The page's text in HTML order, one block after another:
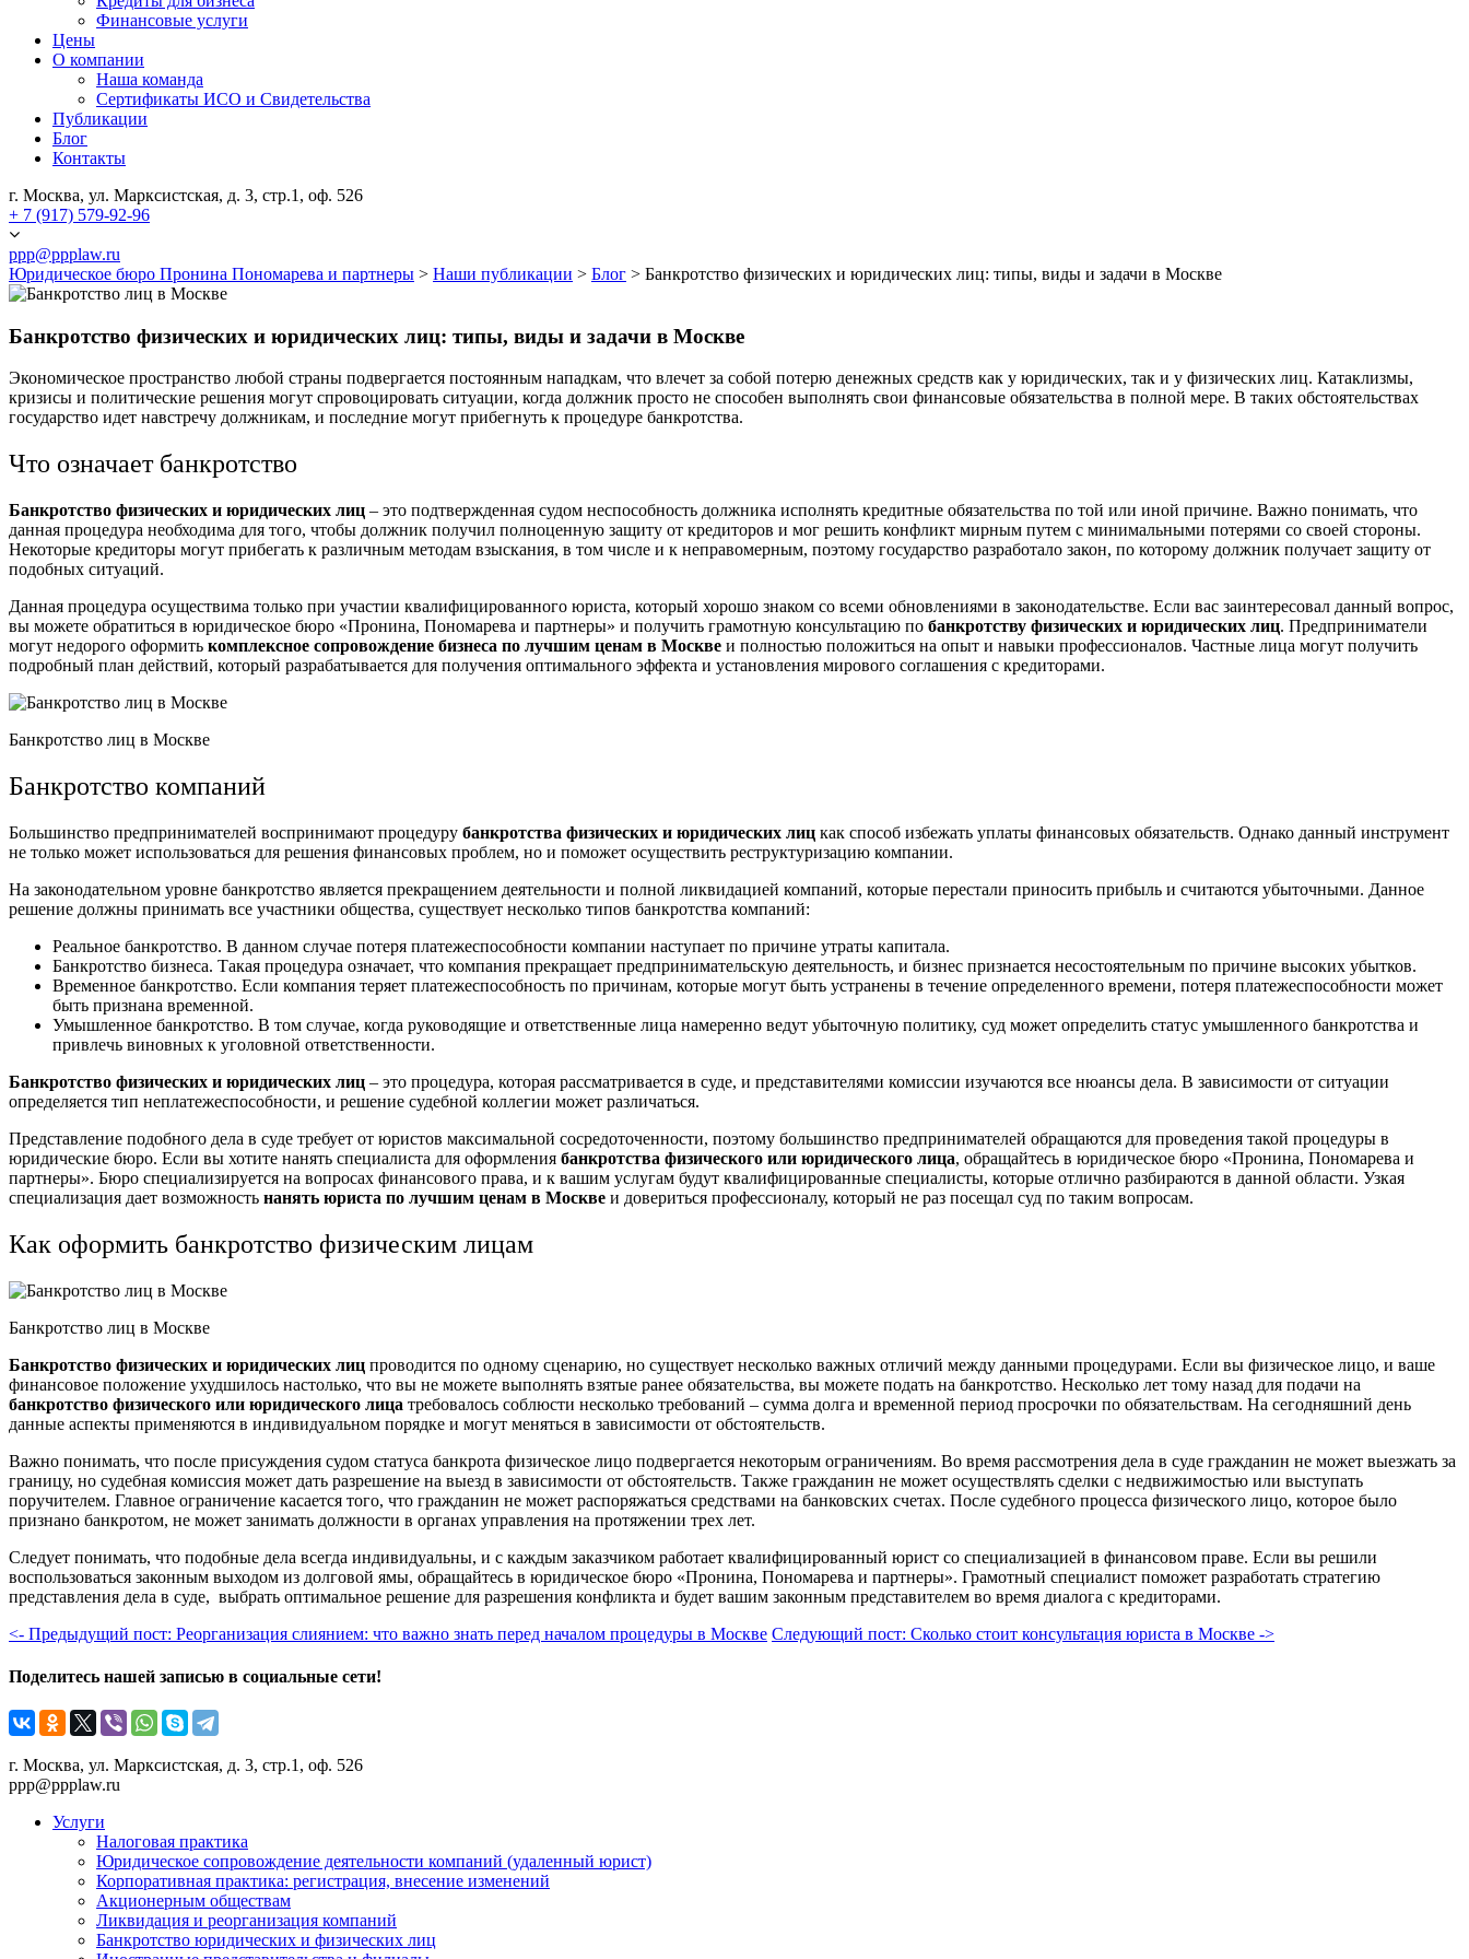
Финансовые услуги
Цены
О компании
Наша команда
Сертификаты ИСО и Свидетельства
Публикации
Блог
Контакты
г. Москва, ул. Марксистская, д. 3, стр.1, оф. 526
+ 7 (917) 579-92-96
ppp@ppplaw.ru
Юридическое бюро Пронина Пономарева и партнеры > Наши публикации > Блог > Банкротство физических и юридических лиц: типы, виды и задачи в Москве
Банкротство физических и юридических лиц: типы, виды и задачи в Москве
Экономическое пространство любой страны подвергается постоянным нападкам, что влечет за собой потерю денежных средств как у юридических, так и у физических лиц. Катаклизмы,
кризисы и политические решения могут спровоцировать ситуации, когда должник просто не способен выполнять свои финансовые обязательства в полной мере. В таких обстоятельствах
государство идет навстречу должникам, и последние могут прибегнуть к процедуре банкротства.
Что означает банкротство
Банкротство физических и юридических лиц – это подтвержденная судом неспособность должника исполнять кредитные обязательства по той или иной причине. Важно понимать, что
данная процедура необходима для того, чтобы должник получил полноценную защиту от кредиторов и мог решить конфликт мирным путем с минимальными потерями со своей стороны.
Некоторые кредиторы могут прибегать к различным методам взыскания, в том числе и к неправомерным, поэтому государство разработало закон, по которому должник получает защиту от
подобных ситуаций.
Данная процедура осуществима только при участии квалифицированного юриста, который хорошо знаком со всеми обновлениями в законодательстве. Если вас заинтересовал данный вопрос,
вы можете обратиться в юридическое бюро «Пронина, Пономарева и партнеры» и получить грамотную консультацию по банкротству физических и юридических лиц. Предприниматели
могут недорого оформить комплексное сопровождение бизнеса по лучшим ценам в Москве и полностью положиться на опыт и навыки профессионалов. Частные лица могут получить
подробный план действий, который разрабатывается для получения оптимального эффекта и установления мирового соглашения с кредиторами.
Банкротство лиц в Москве
Банкротство компаний
Большинство предпринимателей воспринимают процедуру банкротства физических и юридических лиц как способ избежать уплаты финансовых обязательств. Однако данный инструмент
не только может использоваться для решения финансовых проблем, но и поможет осуществить реструктуризацию компании.
На законодательном уровне банкротство является прекращением деятельности и полной ликвидацией компаний, которые перестали приносить прибыль и считаются убыточными. Данное
решение должны принимать все участники общества, существует несколько типов банкротства компаний:
Реальное банкротство. В данном случае потеря платежеспособности компании наступает по причине утраты капитала.
Банкротство бизнеса. Такая процедура означает, что компания прекращает предпринимательскую деятельность, и бизнес признается несостоятельным по причине высоких убытков.
Временное банкротство. Если компания теряет платежеспособность по причинам, которые могут быть устранены в течение определенного времени, потеря платежеспособности может
быть признана временной.
Умышленное банкротство. В том случае, когда руководящие и ответственные лица намеренно ведут убыточную политику, суд может определить статус умышленного банкротства и
привлечь виновных к уголовной ответственности.
Банкротство физических и юридических лиц – это процедура, которая рассматривается в суде, и представителями комиссии изучаются все нюансы дела. В зависимости от ситуации
определяется тип неплатежеспособности, и решение судебной коллегии может различаться.
Представление подобного дела в суде требует от юристов максимальной сосредоточенности, поэтому большинство предпринимателей обращаются для проведения такой процедуры в
юридические бюро. Если вы хотите нанять специалиста для оформления банкротства физического или юридического лица, обращайтесь в юридическое бюро «Пронина, Пономарева и
партнеры». Бюро специализируется на вопросах финансового права, и к вашим услугам будут квалифицированные специалисты, которые отлично разбираются в данной области. Узкая
специализация дает возможность нанять юриста по лучшим ценам в Москве и довериться профессионалу, который не раз посещал суд по таким вопросам.
Как оформить банкротство физическим лицам
Банкротство лиц в Москве
Банкротство физических и юридических лиц проводится по одному сценарию, но существует несколько важных отличий между данными процедурами. Если вы физическое лицо, и ваше
финансовое положение ухудшилось настолько, что вы не можете выполнять взятые ранее обязательства, вы можете подать на банкротство. Несколько лет тому назад для подачи на
банкротство физического или юридического лица требовалось соблюсти несколько требований – сумма долга и временной период просрочки по обязательствам. На сегодняшний день
данные аспекты применяются в индивидуальном порядке и могут меняться в зависимости от обстоятельств.
Важно понимать, что после присуждения судом статуса банкрота физическое лицо подвергается некоторым ограничениям. Во время рассмотрения дела в суде гражданин не может выезжать за
границу, но судебная комиссия может дать разрешение на выезд в зависимости от обстоятельств. Также гражданин не может осуществлять сделки с недвижимостью или выступать
поручителем. Главное ограничение касается того, что гражданин не может распоряжаться средствами на банковских счетах. После судебного процесса физического лицо, которое было
признано банкротом, не может занимать должности в органах управления на протяжении трех лет.
Следует понимать, что подобные дела всегда индивидуальны, и с каждым заказчиком работает квалифицированный юрист со специализацией в финансовом праве. Если вы решили
воспользоваться законным выходом из долговой ямы, обращайтесь в юридическое бюро «Пронина, Пономарева и партнеры». Грамотный специалист поможет разработать стратегию
представления дела в суде, выбрать оптимальное решение для разрешения конфликта и будет вашим законным представителем во время диалога с кредиторами.
<- Предыдущий пост: Реорганизация слиянием: что важно знать перед началом процедуры в Москве Следующий пост: Сколько стоит консультация юриста в Москве ->
Поделитесь нашей записью в социальные сети!
г. Москва, ул. Марксистская, д. 3, стр.1, оф. 526
ppp@ppplaw.ru
Услуги
Налоговая практика
Юридическое сопровождение деятельности компаний (удаленный юрист)
Корпоративная практика: регистрация, внесение изменений
Акционерным обществам
Ликвидация и реорганизация компаний
Банкротство юридических и физических лиц